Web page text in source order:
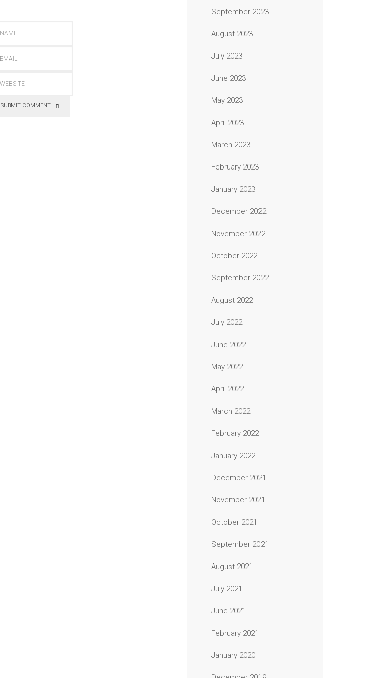
SUBMIT COMMENT
September 2023
August 2023
July 2023
June 2023
May 2023
April 2023
March 2023
February 2023
January 2023
December 2022
November 2022
October 2022
September 2022
August 2022
July 2022
June 2022
May 2022
April 2022
March 2022
February 2022
January 2022
December 2021
November 2021
October 2021
September 2021
August 2021
July 2021
June 2021
February 2021
January 2020